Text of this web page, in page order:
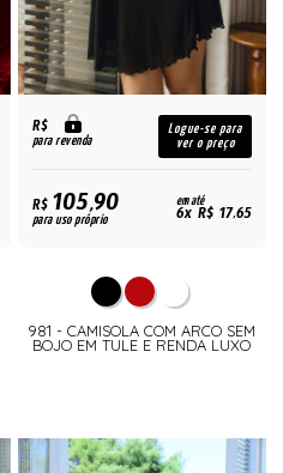
R$
para revenda
Logue-se para
ver o preço
R$105,90
para uso próprio
em até
6x R$ 17,65
981 - CAMISOLA COM ARCO SEM
BOJO EM TULE E RENDA LUXO